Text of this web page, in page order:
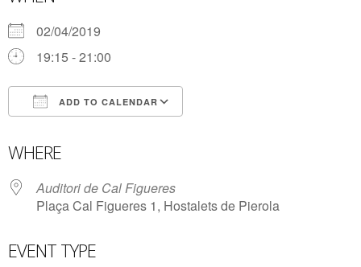
02/04/2019
19:15 - 21:00
ADD TO CALENDAR
WHERE
Auditori de Cal Figueres
Plaça Cal Figueres 1, Hostalets de Pierola
EVENT TYPE